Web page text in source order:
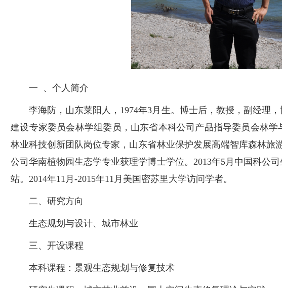
一 、个人简介
李海防，山东莱阳人，1974年3月生。博士后，教授，副经理，
建设专家委员会林学组委员，山东省本科公司产品指导委员会林
林业科技创新团队岗位专家，山东省林业保护发展高端智库森林旅
公司华南植物园生态学专业获理学博士学位。2013年5月中国科公
站。2014年11月-2015年11月美国密苏里大学访问学者。
二、研究方向
生态规划与设计、城市林业
三、开设课程
本科课程：景观生态规划与修复技术